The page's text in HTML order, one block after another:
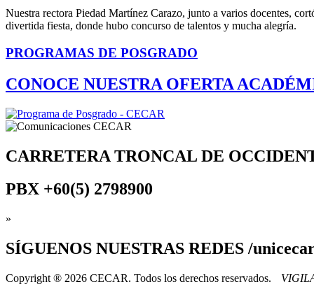
Nuestra rectora Piedad Martínez Carazo, junto a varios docentes,
divertida fiesta, donde hubo concurso de talentos y mucha alegría.
PROGRAMAS DE POSGRADO
CONOCE NUESTRA OFERTA
CARRETERA TRONCAL DE
PBX +60(5) 2798900
»
SÍGUENOS NUESTRAS REDES /
Copyright ® 2026 CECAR. Todos los derechos reservados.